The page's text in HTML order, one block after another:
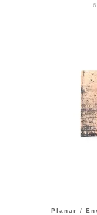
Planar /